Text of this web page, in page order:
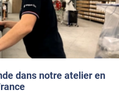
dans notre atelier en